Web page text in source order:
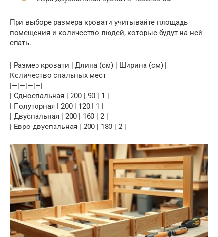
При выборе размера кровати учитывайте площадь
помещения и количество людей, которые будут на ней
спать.
| Размер кровати | Длина (см) | Ширина (см) |
Количество спальных мест |
|—|—|—|—|
| Односпальная | 200 | 90 | 1 |
| Полуторная | 200 | 120 | 1 |
| Двуспальная | 200 | 160 | 2 |
| Евро-двуспальная | 200 | 180 | 2 |